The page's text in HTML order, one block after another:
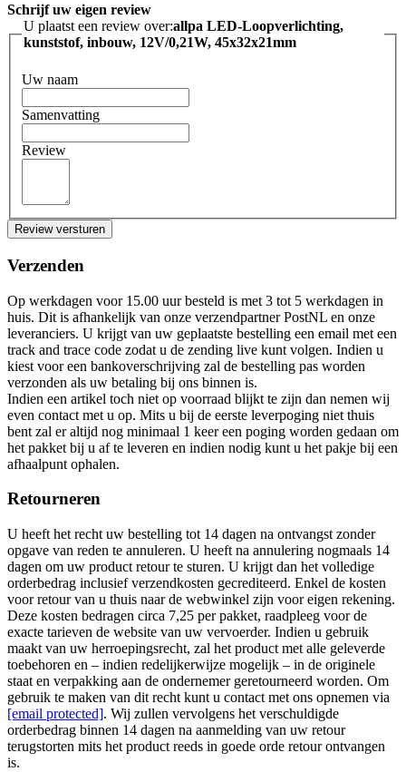
Schrijf uw eigen review
U plaatst een review over:allpa LED-Loopverlichting,
kunststof, inbouw, 12V/0,21W, 45x32x21mm
Uw naam
Samenvatting
Review
Review versturen
Verzenden
Op werkdagen voor 15.00 uur besteld is met 3 tot 5 werkdagen in
huis. Dit is afhankelijk van onze verzendpartner PostNL en onze
leveranciers. U krijgt van uw geplaatste bestelling een email met een
track and trace code zodat u de zending live kunt volgen. Indien u
kiest voor een bankoverschrijving zal de bestelling pas worden
verzonden als uw betaling bij ons binnen is.
Indien een artikel toch niet op voorraad blijkt te zijn dan nemen wij
even contact met u op. Mits u bij de eerste leverpoging niet thuis
bent zal er altijd nog minimaal 1 keer een poging worden gedaan om
het pakket bij u af te leveren en indien nodig kunt u het pakje bij een
afhaalpunt ophalen.
Retourneren
U heeft het recht uw bestelling tot 14 dagen na ontvangst zonder
opgave van reden te annuleren. U heeft na annulering nogmaals 14
dagen om uw product retour te sturen. U krijgt dan het volledige
orderbedrag inclusief verzendkosten gecrediteerd. Enkel de kosten
voor retour van u thuis naar de webwinkel zijn voor eigen rekening.
Deze kosten bedragen circa 7,25 per pakket, raadpleeg voor de
exacte tarieven de website van uw vervoerder. Indien u gebruik
maakt van uw herroepingsrecht, zal het product met alle geleverde
toebehoren en – indien redelijkerwijze mogelijk – in de originele
staat en verpakking aan de ondernemer geretourneerd worden. Om
gebruik te maken van dit recht kunt u contact met ons opnemen via
[email protected]. Wij zullen vervolgens het verschuldigde
orderbedrag binnen 14 dagen na aanmelding van uw retour
terugstorten mits het product reeds in goede orde retour ontvangen
is.